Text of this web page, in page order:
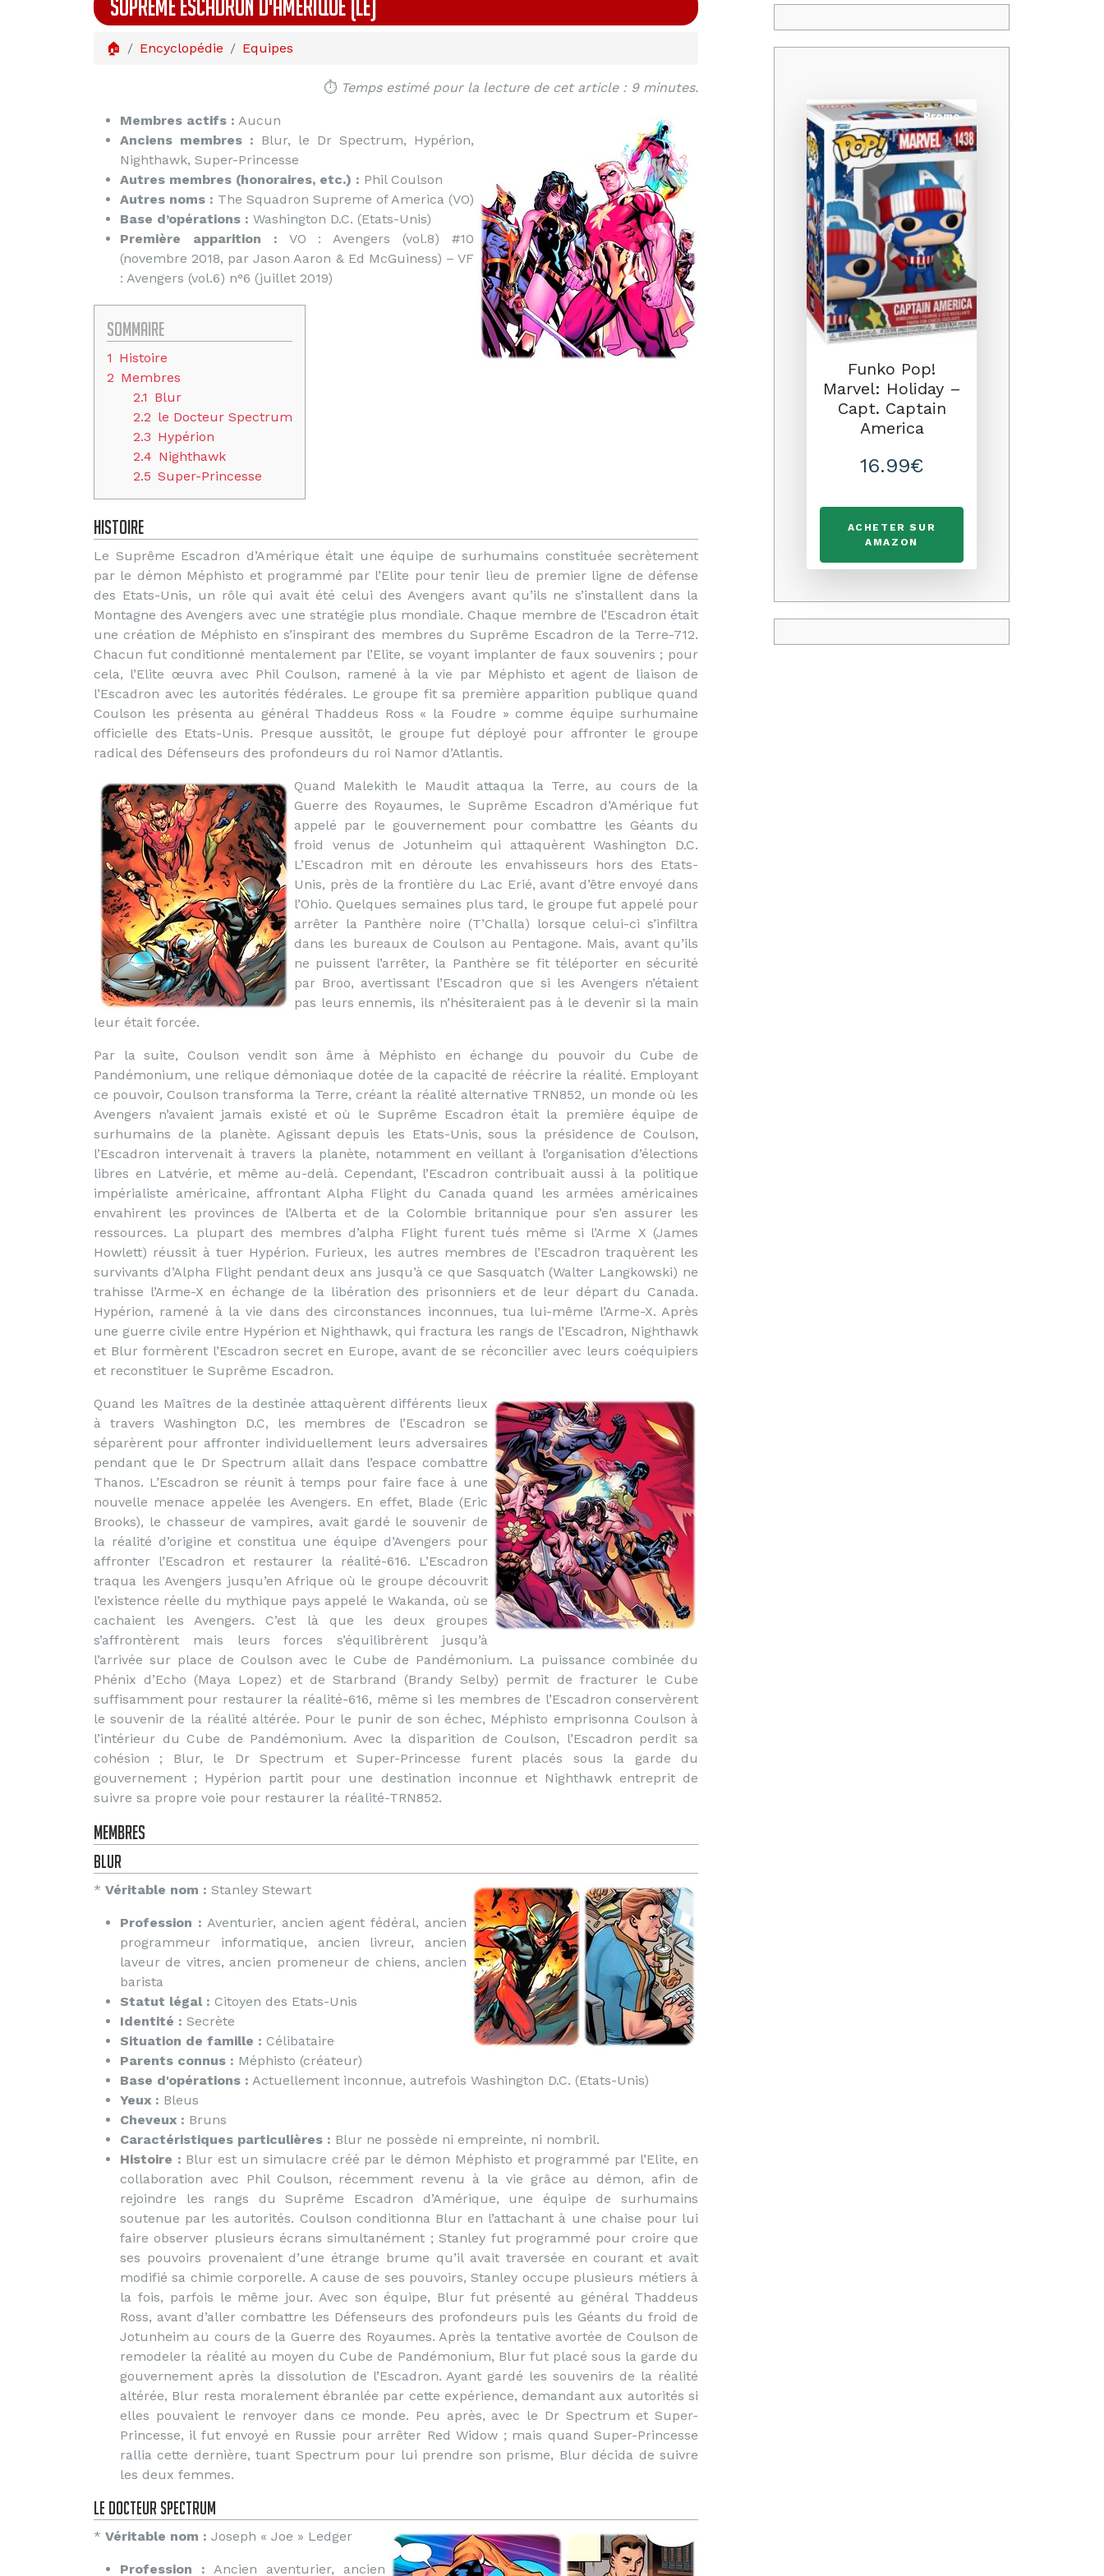
SUPRÊME ESCADRON D'AMÉRIQUE (LE)
🏠 Encyclopédie Equipes
⏱️ Temps estimé pour la lecture de cet article : 9 minutes.
Membres actifs : Aucun
Anciens membres : Blur, le Dr Spectrum, Hypérion,
Nighthawk, Super-Princesse
Autres membres (honoraires, etc.) : Phil Coulson
Autres noms : The Squadron Supreme of America (VO)
Base d’opérations : Washington D.C. (Etats-Unis)
Première apparition : VO : Avengers (vol.8) #10
(novembre 2018, par Jason Aaron & Ed McGuiness) – VF
: Avengers (vol.6) n°6 (juillet 2019)
Sommaire
1 Histoire
2 Membres
2.1 Blur
2.2 le Docteur Spectrum
2.3 Hypérion
2.4 Nighthawk
2.5 Super-Princesse
Histoire
Le Suprême Escadron d’Amérique était une équipe de surhumains constituée secrètement
par le démon Méphisto et programmé par l’Elite pour tenir lieu de premier ligne de défense
des Etats-Unis, un rôle qui avait été celui des Avengers avant qu’ils ne s’installent dans la
Montagne des Avengers avec une stratégie plus mondiale. Chaque membre de l’Escadron était
une création de Méphisto en s’inspirant des membres du Suprême Escadron de la Terre-712.
Chacun fut conditionné mentalement par l’Elite, se voyant implanter de faux souvenirs ; pour
cela, l’Elite œuvra avec Phil Coulson, ramené à la vie par Méphisto et agent de liaison de
l’Escadron avec les autorités fédérales. Le groupe fit sa première apparition publique quand
Coulson les présenta au général Thaddeus Ross « la Foudre » comme équipe surhumaine
officielle des Etats-Unis. Presque aussitôt, le groupe fut déployé pour affronter le groupe
radical des Défenseurs des profondeurs du roi Namor d’Atlantis.
Quand Malekith le Maudit attaqua la Terre, au cours de la
Guerre des Royaumes, le Suprême Escadron d’Amérique fut
appelé par le gouvernement pour combattre les Géants du
froid venus de Jotunheim qui attaquèrent Washington D.C.
L’Escadron mit en déroute les envahisseurs hors des Etats-
Unis, près de la frontière du Lac Erié, avant d’être envoyé dans
l’Ohio. Quelques semaines plus tard, le groupe fut appelé pour
arrêter la Panthère noire (T’Challa) lorsque celui-ci s’infiltra
dans les bureaux de Coulson au Pentagone. Mais, avant qu’ils
ne puissent l’arrêter, la Panthère se fit téléporter en sécurité
par Broo, avertissant l’Escadron que si les Avengers n’étaient
pas leurs ennemis, ils n’hésiteraient pas à le devenir si la main
leur était forcée.
Par la suite, Coulson vendit son âme à Méphisto en échange du pouvoir du Cube de
Pandémonium, une relique démoniaque dotée de la capacité de réécrire la réalité. Employant
ce pouvoir, Coulson transforma la Terre, créant la réalité alternative TRN852, un monde où les
Avengers n’avaient jamais existé et où le Suprême Escadron était la première équipe de
surhumains de la planète. Agissant depuis les Etats-Unis, sous la présidence de Coulson,
l’Escadron intervenait à travers la planète, notamment en veillant à l’organisation d’élections
libres en Latvérie, et même au-delà. Cependant, l’Escadron contribuait aussi à la politique
impérialiste américaine, affrontant Alpha Flight du Canada quand les armées américaines
envahirent les provinces de l’Alberta et de la Colombie britannique pour s’en assurer les
ressources. La plupart des membres d’alpha Flight furent tués même si l’Arme X (James
Howlett) réussit à tuer Hypérion. Furieux, les autres membres de l’Escadron traquèrent les
survivants d’Alpha Flight pendant deux ans jusqu’à ce que Sasquatch (Walter Langkowski) ne
trahisse l’Arme-X en échange de la libération des prisonniers et de leur départ du Canada.
Hypérion, ramené à la vie dans des circonstances inconnues, tua lui-même l’Arme-X. Après
une guerre civile entre Hypérion et Nighthawk, qui fractura les rangs de l’Escadron, Nighthawk
et Blur formèrent l’Escadron secret en Europe, avant de se réconcilier avec leurs coéquipiers
et reconstituer le Suprême Escadron.
Quand les Maîtres de la destinée attaquèrent différents lieux
à travers Washington D.C, les membres de l’Escadron se
séparèrent pour affronter individuellement leurs adversaires
pendant que le Dr Spectrum allait dans l’espace combattre
Thanos. L’Escadron se réunit à temps pour faire face à une
nouvelle menace appelée les Avengers. En effet, Blade (Eric
Brooks), le chasseur de vampires, avait gardé le souvenir de
la réalité d’origine et constitua une équipe d’Avengers pour
affronter l’Escadron et restaurer la réalité-616. L’Escadron
traqua les Avengers jusqu’en Afrique où le groupe découvrit
l’existence réelle du mythique pays appelé le Wakanda, où se
cachaient les Avengers. C’est là que les deux groupes
s’affrontèrent mais leurs forces s’équilibrèrent jusqu’à
l’arrivée sur place de Coulson avec le Cube de Pandémonium. La puissance combinée du
Phénix d’Echo (Maya Lopez) et de Starbrand (Brandy Selby) permit de fracturer le Cube
suffisamment pour restaurer la réalité-616, même si les membres de l’Escadron conservèrent
le souvenir de la réalité altérée. Pour le punir de son échec, Méphisto emprisonna Coulson à
l’intérieur du Cube de Pandémonium. Avec la disparition de Coulson, l’Escadron perdit sa
cohésion ; Blur, le Dr Spectrum et Super-Princesse furent placés sous la garde du
gouvernement ; Hypérion partit pour une destination inconnue et Nighthawk entreprit de
suivre sa propre voie pour restaurer la réalité-TRN852.
Membres
Blur
* Véritable nom : Stanley Stewart
Profession : Aventurier, ancien agent fédéral, ancien
programmeur informatique, ancien livreur, ancien
laveur de vitres, ancien promeneur de chiens, ancien
barista
Statut légal : Citoyen des Etats-Unis
Identité : Secrète
Situation de famille : Célibataire
Parents connus : Méphisto (créateur)
Base d'opérations : Actuellement inconnue, autrefois Washington D.C. (Etats-Unis)
Yeux : Bleus
Cheveux : Bruns
Caractéristiques particulières : Blur ne possède ni empreinte, ni nombril.
Histoire : Blur est un simulacre créé par le démon Méphisto et programmé par l’Elite, en
collaboration avec Phil Coulson, récemment revenu à la vie grâce au démon, afin de
rejoindre les rangs du Suprême Escadron d’Amérique, une équipe de surhumains
soutenue par les autorités. Coulson conditionna Blur en l’attachant à une chaise pour lui
faire observer plusieurs écrans simultanément ; Stanley fut programmé pour croire que
ses pouvoirs provenaient d’une étrange brume qu’il avait traversée en courant et avait
modifié sa chimie corporelle. A cause de ses pouvoirs, Stanley occupe plusieurs métiers à
la fois, parfois le même jour. Avec son équipe, Blur fut présenté au général Thaddeus
Ross, avant d’aller combattre les Défenseurs des profondeurs puis les Géants du froid de
Jotunheim au cours de la Guerre des Royaumes. Après la tentative avortée de Coulson de
remodeler la réalité au moyen du Cube de Pandémonium, Blur fut placé sous la garde du
gouvernement après la dissolution de l’Escadron. Ayant gardé les souvenirs de la réalité
altérée, Blur resta moralement ébranlée par cette expérience, demandant aux autorités si
elles pouvaient le renvoyer dans ce monde. Peu après, avec le Dr Spectrum et Super-
Princesse, il fut envoyé en Russie pour arrêter Red Widow ; mais quand Super-Princesse
rallia cette dernière, tuant Spectrum pour lui prendre son prisme, Blur décida de suivre
les deux femmes.
le Docteur Spectrum
* Véritable nom : Joseph « Joe » Ledger
Profession : Ancien aventurier, ancien
Promo
Funko Pop!
Marvel: Holiday –
Capt. Captain
America
16.99€
ACHETER SUR
AMAZON